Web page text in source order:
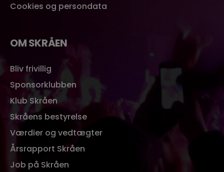
Cookies og persondata
OM SKRÅEN
Bliv frivillig
Sponsorklubben
Klub Skråen
Skråens bestyrelse
Værdier og vedtægter
Årsrapport Skråen
Job på Skråen